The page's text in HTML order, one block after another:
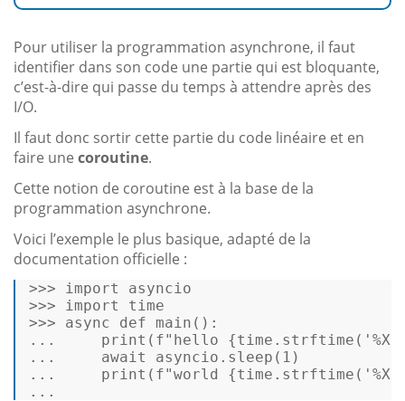
Pour utiliser la programmation asynchrone, il faut
identifier dans son code une partie qui est bloquante,
c’est-à-dire qui passe du temps à attendre après des
I/O.
Il faut donc sortir cette partie du code linéaire et en
faire une coroutine.
Cette notion de coroutine est à la base de la
programmation asynchrone.
Voici l’exemple le plus basique, adapté de la
documentation officielle :
>>> import
>>> import
>>> async def main ():
... print ( f"hello {time.strftime( '%X'
... await asyncio.sleep( 1 )
... print ( f"world {time.strftime( '%X'
...